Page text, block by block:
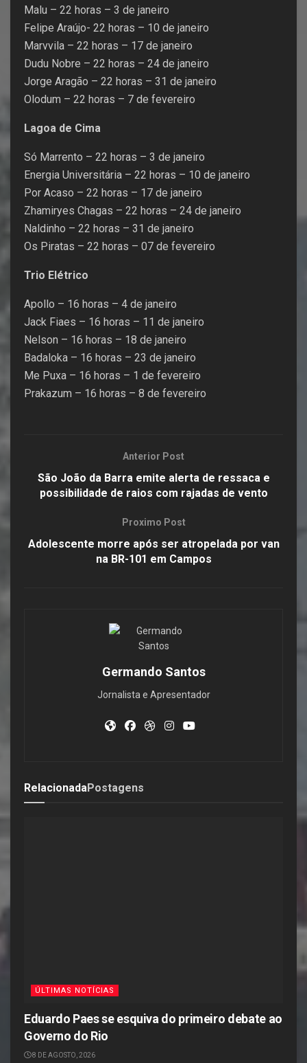
Malu – 22 horas – 3 de janeiro
Felipe Araújo- 22 horas – 10 de janeiro
Marvvila – 22 horas – 17 de janeiro
Dudu Nobre – 22 horas – 24 de janeiro
Jorge Aragão – 22 horas – 31 de janeiro
Olodum – 22 horas – 7 de fevereiro
Lagoa de Cima
Só Marrento – 22 horas – 3 de janeiro
Energia Universitária – 22 horas – 10 de janeiro
Por Acaso – 22 horas – 17 de janeiro
Zhamiryes Chagas – 22 horas – 24 de janeiro
Naldinho – 22 horas – 31 de janeiro
Os Piratas – 22 horas – 07 de fevereiro
Trio Elétrico
Apollo – 16 horas – 4 de janeiro
Jack Fiaes – 16 horas – 11 de janeiro
Nelson – 16 horas – 18 de janeiro
Badaloka – 16 horas – 23 de janeiro
Me Puxa – 16 horas – 1 de fevereiro
Prakazum – 16 horas – 8 de fevereiro
Anterior Post
São João da Barra emite alerta de ressaca e
possibilidade de raios com rajadas de vento
Proximo Post
Adolescente morre após ser atropelada por van
na BR-101 em Campos
Germando Santos
Jornalista e Apresentador
RelacionadaPostagens
ÚLTIMAS NOTÍCIAS
Eduardo Paes se esquiva do primeiro debate ao
Governo do Rio
8 DE AGOSTO, 2026